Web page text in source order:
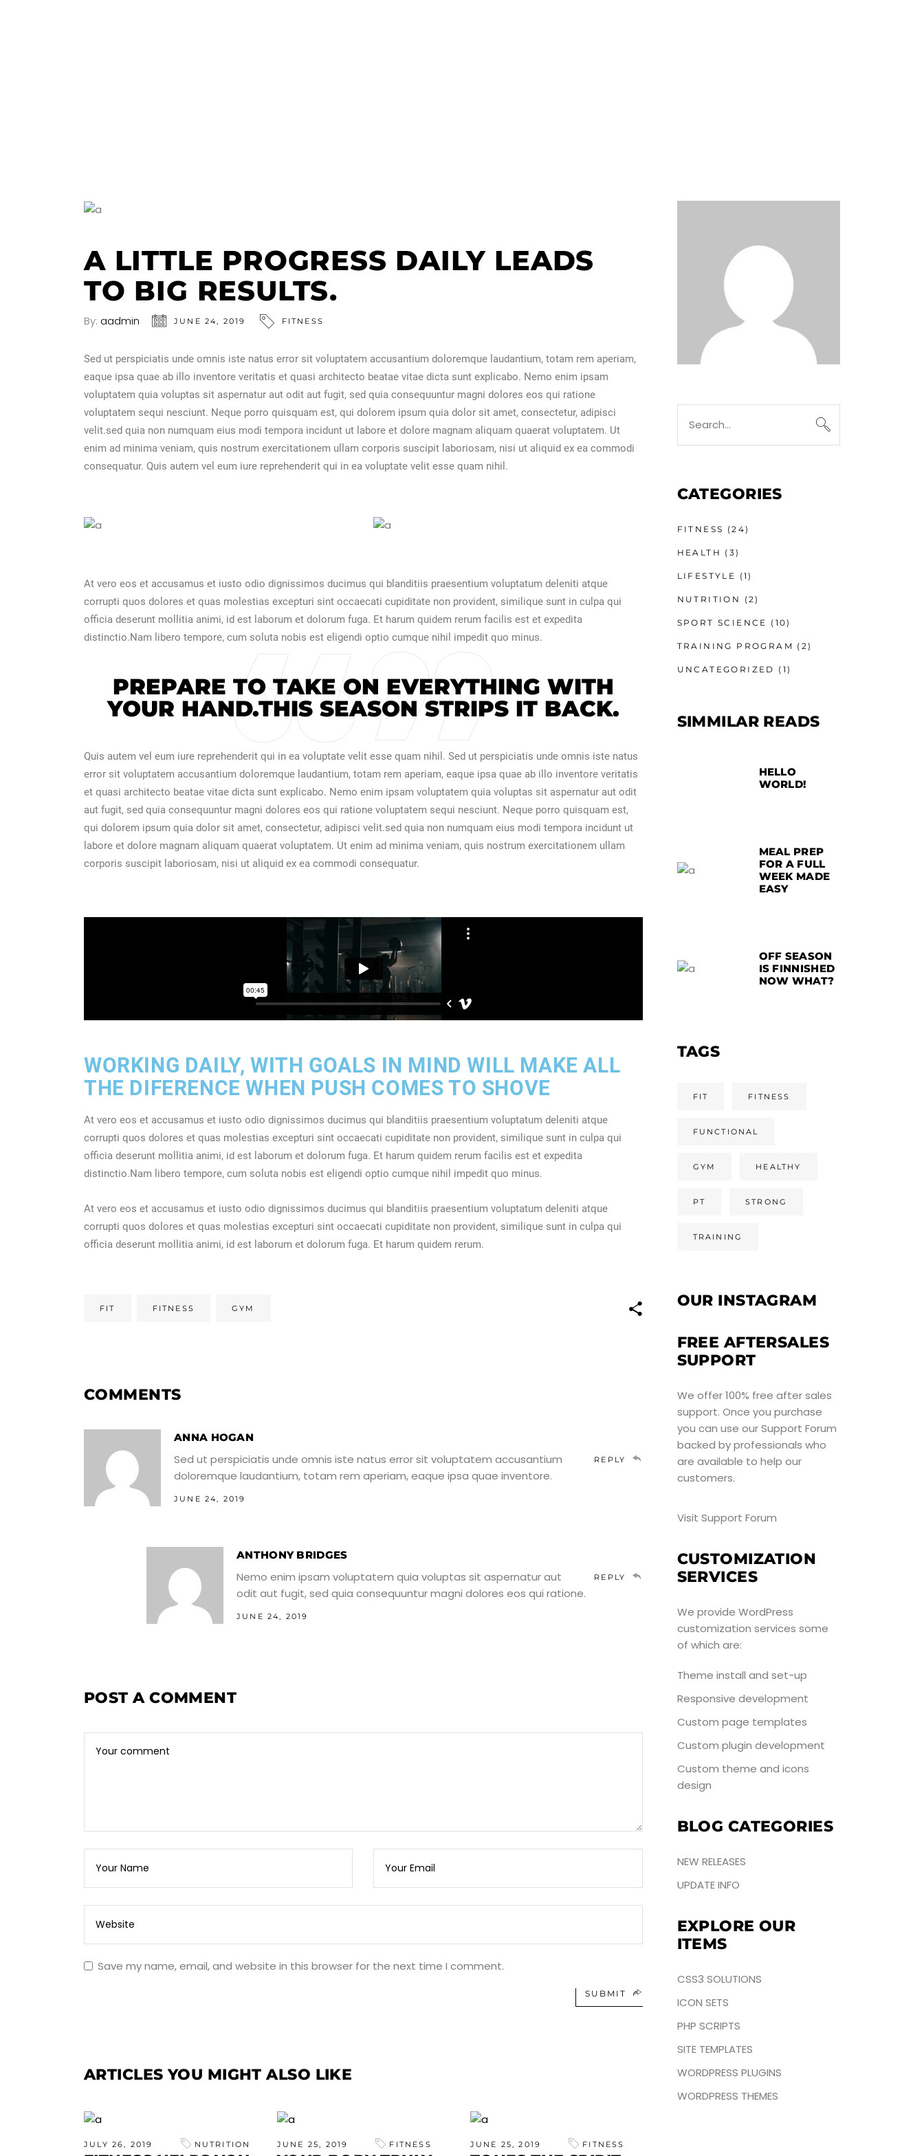
A LITTLE PROGRESS DAILY LEADS
TO BIG RESULTS.
By: aadmin JUNE 24, 2019 FITNESS
Sed ut perspiciatis unde omnis iste natus error sit voluptatem accusantium doloremque laudantium, totam rem aperiam,
eaque ipsa quae ab illo inventore veritatis et quasi architecto beatae vitae dicta sunt explicabo. Nemo enim ipsam
voluptatem quia voluptas sit aspernatur aut odit aut fugit, sed quia consequuntur magni dolores eos qui ratione
voluptatem sequi nesciunt. Neque porro quisquam est, qui dolorem ipsum quia dolor sit amet, consectetur, adipisci
velit.sed quia non numquam eius modi tempora incidunt ut labore et dolore magnam aliquam quaerat voluptatem. Ut
enim ad minima veniam, quis nostrum exercitationem ullam corporis suscipit laboriosam, nisi ut aliquid ex ea commodi
consequatur. Quis autem vel eum iure reprehenderit qui in ea voluptate velit esse quam nihil.
At vero eos et accusamus et iusto odio dignissimos ducimus qui blanditiis praesentium voluptatum deleniti atque
corrupti quos dolores et quas molestias excepturi sint occaecati cupiditate non provident, similique sunt in culpa qui
officia deserunt mollitia animi, id est laborum et dolorum fuga. Et harum quidem rerum facilis est et expedita
distinctio.Nam libero tempore, cum soluta nobis est eligendi optio cumque nihil impedit quo minus.
PREPARE TO TAKE ON EVERYTHING WITH
YOUR HAND.THIS SEASON STRIPS IT BACK.
Quis autem vel eum iure reprehenderit qui in ea voluptate velit esse quam nihil. Sed ut perspiciatis unde omnis iste natus
error sit voluptatem accusantium doloremque laudantium, totam rem aperiam, eaque ipsa quae ab illo inventore veritatis
et quasi architecto beatae vitae dicta sunt explicabo. Nemo enim ipsam voluptatem quia voluptas sit aspernatur aut odit
aut fugit, sed quia consequuntur magni dolores eos qui ratione voluptatem sequi nesciunt. Neque porro quisquam est,
qui dolorem ipsum quia dolor sit amet, consectetur, adipisci velit.sed quia non numquam eius modi tempora incidunt ut
labore et dolore magnam aliquam quaerat voluptatem. Ut enim ad minima veniam, quis nostrum exercitationem ullam
corporis suscipit laboriosam, nisi ut aliquid ex ea commodi consequatur.
WORKING DAILY, WITH GOALS IN MIND WILL MAKE ALL
THE DIFERENCE WHEN PUSH COMES TO SHOVE
At vero eos et accusamus et iusto odio dignissimos ducimus qui blanditiis praesentium voluptatum deleniti atque
corrupti quos dolores et quas molestias excepturi sint occaecati cupiditate non provident, similique sunt in culpa qui
officia deserunt mollitia animi, id est laborum et dolorum fuga. Et harum quidem rerum facilis est et expedita
distinctio.Nam libero tempore, cum soluta nobis est eligendi optio cumque nihil impedit quo minus.
At vero eos et accusamus et iusto odio dignissimos ducimus qui blanditiis praesentium voluptatum deleniti atque
corrupti quos dolores et quas molestias excepturi sint occaecati cupiditate non provident, similique sunt in culpa qui
officia deserunt mollitia animi, id est laborum et dolorum fuga. Et harum quidem rerum.
FIT FITNESS GYM
COMMENTS
ANNA HOGAN
REPLY
Sed ut perspiciatis unde omnis iste natus error sit voluptatem accusantium
doloremque laudantium, totam rem aperiam, eaque ipsa quae inventore.
JUNE 24, 2019
ANTHONY BRIDGES
REPLY
Nemo enim ipsam voluptatem quia voluptas sit aspernatur aut
odit aut fugit, sed quia consequuntur magni dolores eos qui ratione.
JUNE 24, 2019
POST A COMMENT
Save my name, email, and website in this browser for the next time I comment.
SUBMIT
ARTICLES YOU MIGHT ALSO LIKE
JULY 26, 2019 NUTRITION JUNE 25, 2019 FITNESS JUNE 25, 2019 FITNESS
CATEGORIES
FITNESS (24)
HEALTH (3)
LIFESTYLE (1)
NUTRITION (2)
SPORT SCIENCE (10)
TRAINING PROGRAM (2)
UNCATEGORIZED (1)
SIMMILAR READS
HELLO
WORLD!
MEAL PREP
FOR A FULL
WEEK MADE
EASY
OFF SEASON
IS FINNISHED
NOW WHAT?
TAGS
FIT FITNESS
FUNCTIONAL
GYM HEALTHY
PT STRONG
TRAINING
OUR INSTAGRAM
FREE AFTERSALES
SUPPORT
We offer 100% free after sales
support. Once you purchase
you can use ourSupport Forum
backed by professionals who
are available to help our
customers.
Visit Support Forum
CUSTOMIZATION
SERVICES
We provide WordPress
customization services some
of which are:
Theme install and set-up
Responsive development
Custom page templates
Custom plugin development
Custom theme and icons
design
BLOG CATEGORIES
NEW RELEASES
UPDATE INFO
EXPLORE OUR
ITEMS
CSS3 SOLUTIONS
ICON SETS
PHP SCRIPTS
SITE TEMPLATES
WORDPRESS PLUGINS
WORDPRESS THEMES